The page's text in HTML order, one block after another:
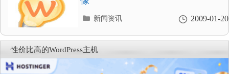
2009-01-20
分
录
新闻资讯
性价比高的WordPress主机